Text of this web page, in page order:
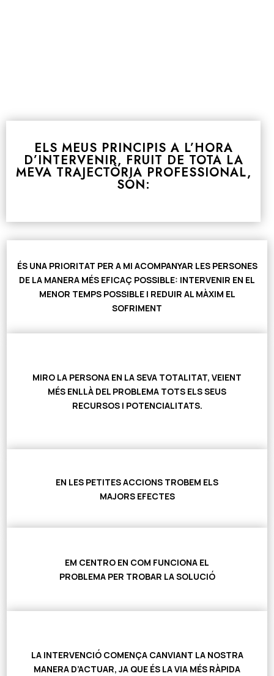
ELS MEUS PRINCIPIS A L’HORA
D’INTERVENIR, FRUIT DE TOTA LA
MEVA TRAJECTÒRIA PROFESSIONAL,
SÓN:
ÉS UNA PRIORITAT PER A MI ACOMPANYAR LES PERSONES
DE LA MANERA MÉS EFICAÇ POSSIBLE: INTERVENIR EN EL
MENOR TEMPS POSSIBLE I REDUIR AL MÀXIM EL
SOFRIMENT
MIRO LA PERSONA EN LA SEVA TOTALITAT, VEIENT
MÉS ENLLÀ DEL PROBLEMA TOTS ELS SEUS
RECURSOS I POTENCIALITATS.
EN LES PETITES ACCIONS TROBEM ELS
MAJORS EFECTES
EM CENTRO EN COM FUNCIONA EL
PROBLEMAPER TROBAR LA SOLUCIÓ
LA INTERVENCIÓCOMENÇA CANVIANT LA NOSTRA
MANERA D’ACTUAR, JA QUE ÉS LA VIA MÉS RÀPIDA